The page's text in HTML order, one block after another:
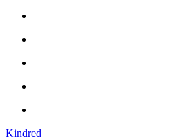
Kindred